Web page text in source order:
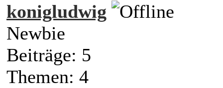
konigludwig
Newbie
Beiträge: 5
Themen: 4